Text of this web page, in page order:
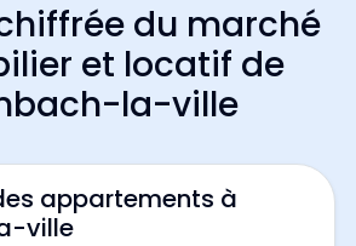
du marché
et locatif de
la-ville
appartements à
ville